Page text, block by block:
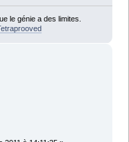
le génie a des limites.